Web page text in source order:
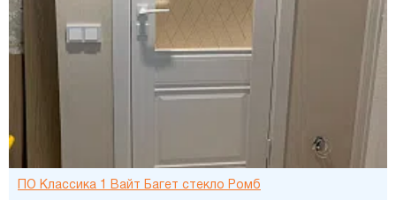
ПО Классика 1 Вайт Багет стекло Ромб